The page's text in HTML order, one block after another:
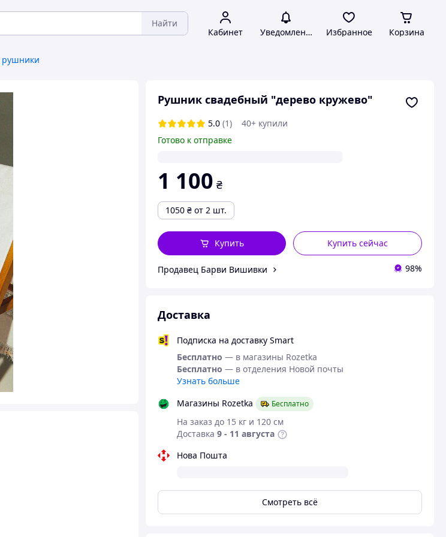
Найти
Кабинет Уведомления Избранное Корзина
рушники
Рушник свадебный "дерево кружево"
5.0 (1)
40+ купили
Готово к отправке
1 100 ₴
1050 ₴ от 2 шт.
Купить сейчас
Купить
Продавец Барви Вишивки 98%
Доставка
Подписка на доставку Smart
Бесплатно — в магазины Rozetka
Бесплатно — в отделения Новой почты
Узнать больше
Магазины Rozetka
Бесплатно
На заказ до 15 кг и 120 см
Доставка 9 - 11 августа
Нова Пошта
Смотреть всё